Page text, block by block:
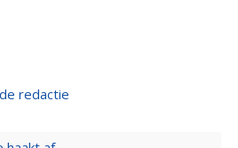
redactie